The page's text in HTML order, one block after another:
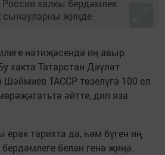
нәтиҗәсендә иң авыр
хакта Татарстан Дәүләт
ТАССР төзелүгә 100 ел
әйтте, дип яза
ерак тарихта да, һәм бүген иң
белән генә җиңә.